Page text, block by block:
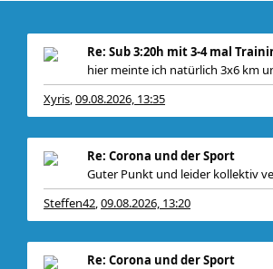
hier meinte ich natürlich 3x6 km
Xyris,09.08.2026, 13:35
Re: Corona und der Sport
Guter Punkt und leider kollektiv
Steffen42,09.08.2026, 13:20
Re: Corona und der Sport